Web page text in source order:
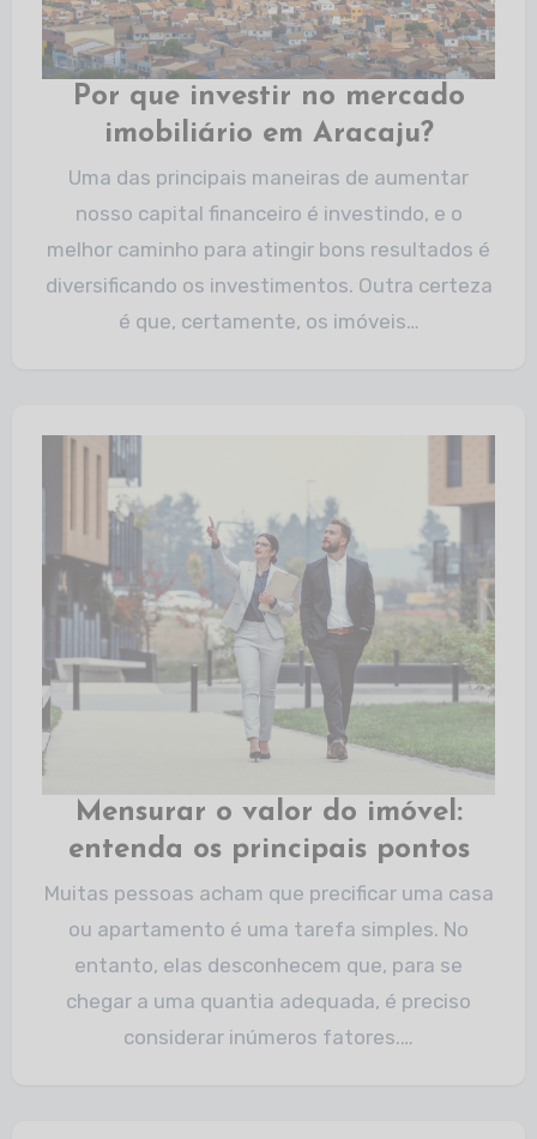
Por que investir no mercado
imobiliário em Aracaju?
Uma das principais maneiras de aumentar
nosso capital financeiro é investindo, e o
melhor caminho para atingir bons resultados é
diversificando os investimentos. Outra certeza
é que, certamente, os imóveis…
Mensurar o valor do imóvel:
entenda os principais pontos
Muitas pessoas acham que precificar uma casa
ou apartamento é uma tarefa simples. No
entanto, elas desconhecem que, para se
chegar a uma quantia adequada, é preciso
considerar inúmeros fatores.…